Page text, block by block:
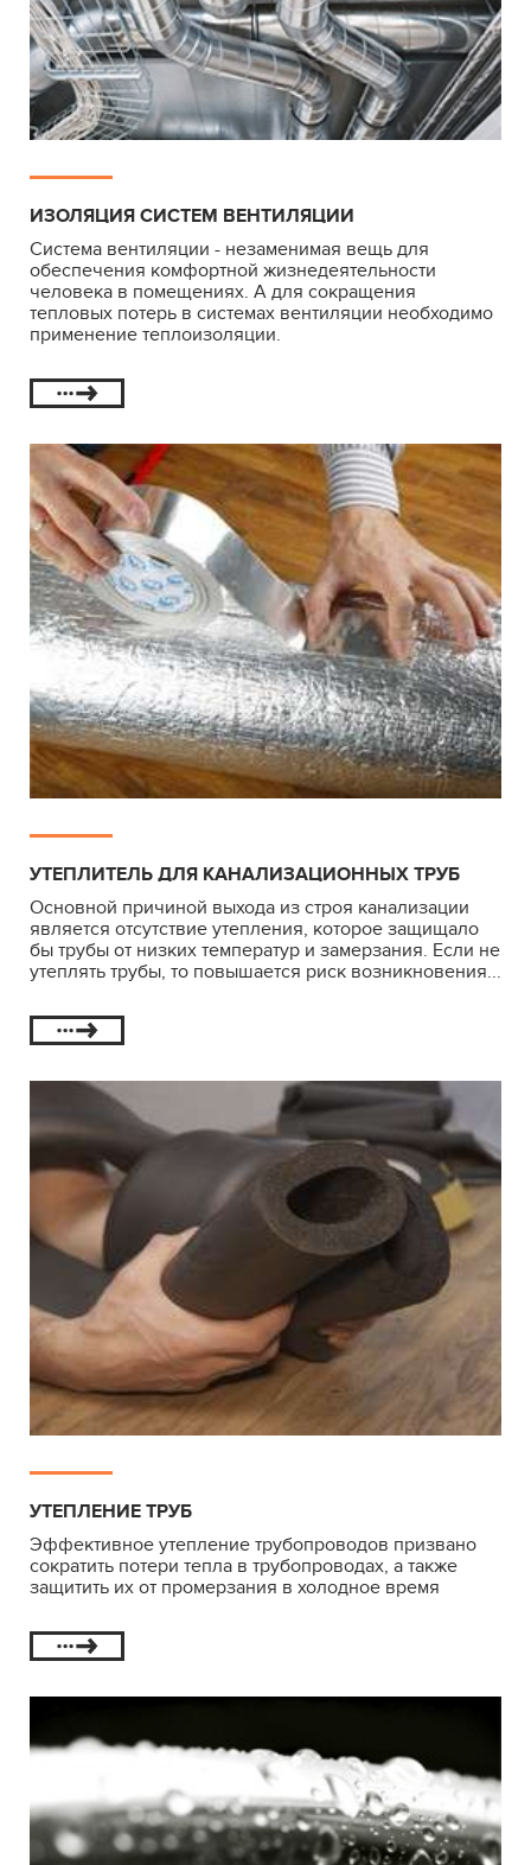
ИЗОЛЯЦИЯ СИСТЕМ ВЕНТИЛЯЦИИ
Система вентиляции - незаменимая вещь для
обеспечения комфортной жизнедеятельности
человека в помещениях. А для сокращения
тепловых потерь в системах вентиляции необходимо
применение теплоизоляции.
УТЕПЛИТЕЛЬ ДЛЯ КАНАЛИЗАЦИОННЫХ ТРУБ
Основной причиной выхода из строя канализации
является отсутствие утепления, которое защищало
бы трубы от низких температур и замерзания. Если не
утеплять трубы, то повышается риск возникновения...
УТЕПЛЕНИЕ ТРУБ
Эффективное утепление трубопроводов призвано
сократить потери тепла в трубопроводах, а также
защитить их от промерзания в холодное время